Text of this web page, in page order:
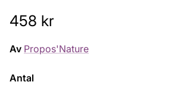
Ordinarie pris
458 kr
Av Propos'Nature
Antal